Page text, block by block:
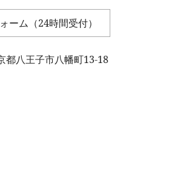
ーム（24時間受付）
八王子市八幡町13-18